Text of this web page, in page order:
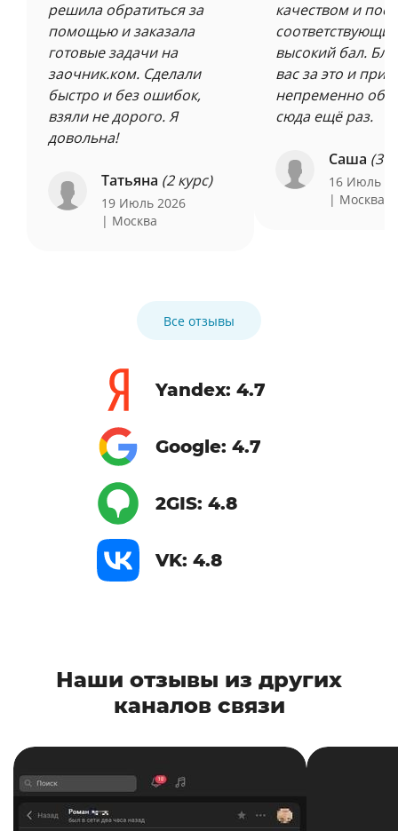
решила обратиться за
помощью и заказала
готовые задачи на
заочник.ком. Сделали
быстро и без ошибок,
взяли не дорого. Я
довольна!
Татьяна (2 курс)
19 Июль 2026
| Москва
качеством и
соответствующий
высокий бал.
вас за это и при
непременно
сюда ещё раз.
Саша (3
16 Июль
| Москва
Все отзывы
Yandex: 4.7
Google: 4.7
2GIS: 4.8
VK: 4.8
Наши отзывы из других
каналов связи